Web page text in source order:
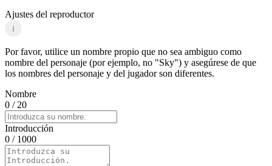
Ajustes del reproductor
i
Por favor, utilice un nombre propio que no sea ambiguo como
nombre del personaje (por ejemplo, no "Sky") y asegúrese de que
los nombres del personaje y del jugador son diferentes.
Nombre
0 / 20
Introducción
0 / 1000